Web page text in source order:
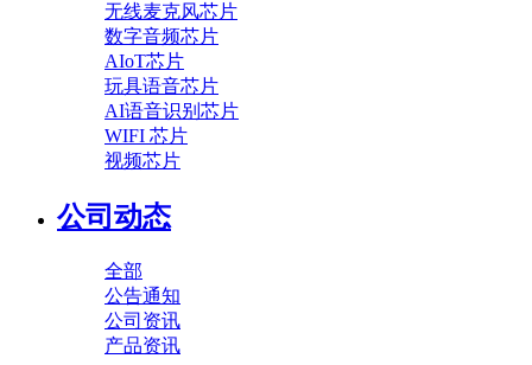
无线麦克风芯片
数字音频芯片
AIoT芯片
玩具语音芯片
AI语音识别芯片
WIFI 芯片
视频芯片
公司动态
全部
公告通知
公司资讯
产品资讯